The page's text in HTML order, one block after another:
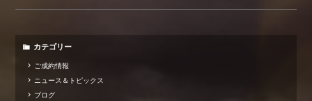
カテゴリー
ご成約情報
ニュース＆トピックス
ブログ